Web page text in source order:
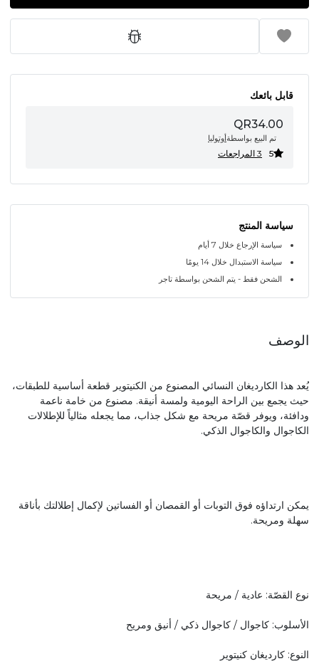
قابل بائعك
QR34.00
تم البيع بواسطةأوتوليا
5 3 المراجعات
سياسة المنتج
سياسة الإرجاع خلال 7 أيام
سياسة الاستبدال خلال 14 يومًا
الشحن فقط - يتم الشحن بواسطة تاجر
الوصف
يُعد هذا الكارديغان النسائي المصنوع من الكنيتوير قطعة أساسية للطبقات،
حيث يجمع بين الراحة اليومية ولمسة أنيقة. مصنوع من خامة ناعمة
ودافئة، ويوفر قصّة مريحة مع شكل جذاب، مما يجعله مثالياً للإطلالات
الكاجوال والكاجوال الذكي.
يمكن ارتداؤه فوق التوبات أو القمصان أو الفساتين لإكمال إطلالتك بأناقة
سهلة ومريحة.
نوع القصّة: عادية / مريحة
الأسلوب: كاجوال / كاجوال ذكي / أنيق ومريح
النوع: كارديغان كنيتوير